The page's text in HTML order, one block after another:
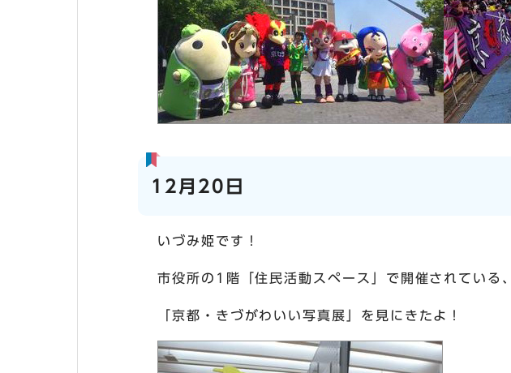
12月20日
いづみ姫です！
市役所の1階「住民活動スペース」で開催されている、
「京都・きづがわいい写真展」を見にきたよ！